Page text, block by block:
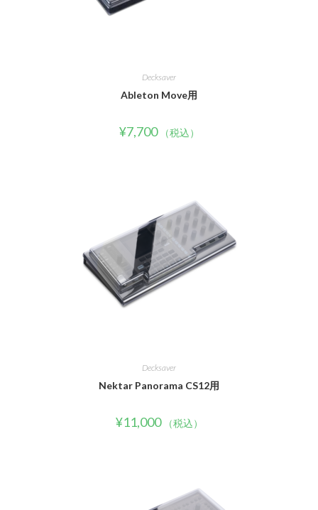
Decksaver
Ableton Move用
¥7,700 （税込）
Decksaver
Nektar Panorama CS12用
¥11,000 （税込）